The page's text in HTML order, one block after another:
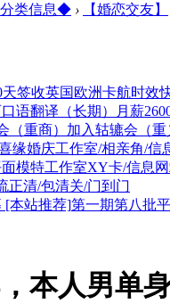
类信息◆ › 【婚恋交友】
英国欧洲卡航时效
月薪
加入轱辘会（重
工作室/相亲角/信
XY卡/信息
正清/包清关/门到门
第一期第八批
本人男单